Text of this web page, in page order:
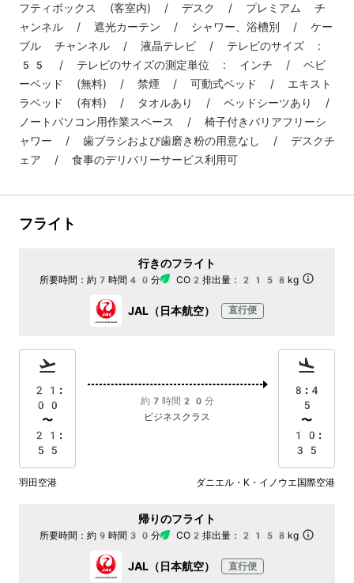
フティボックス (客室内) / デスク / プレミアム チ
ャンネル / 遮光カーテン / シャワー、浴槽別 / ケー
ブル チャンネル / 液晶テレビ / テレビのサイズ :
55 / テレビのサイズの測定単位 : インチ / ベビ
ーベッド (無料) / 禁煙 / 可動式ベッド / エキスト
ラベッド (有料) / タオルあり / ベッドシーツあり /
ノートパソコン用作業スペース / 椅子付きバリアフリーシ
ャワー / 歯ブラシおよび歯磨き粉の用意なし / デスクチ
ェア / 食事のデリバリーサービス利用可
フライト
行きのフライト
所要時間： 約7時間40分 CO2排出量： 2158kg
JAL（日本航空） 直行便
21:
00
〜
21:
55
約7時間20分
ビジネスクラス
8:4
5
〜
10:
35
羽田空港 ダニエル・K・イノウエ国際空港
帰りのフライト
所要時間： 約9時間30分 CO2排出量： 2158kg
JAL（日本航空） 直行便